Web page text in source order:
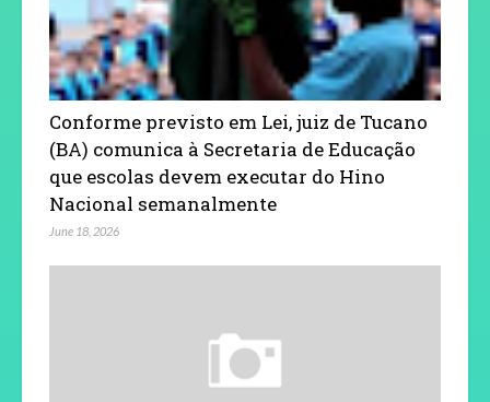
Conforme previsto em Lei, juiz de Tucano
(BA) comunica à Secretaria de Educação
que escolas devem executar do Hino
Nacional semanalmente
June 18, 2026